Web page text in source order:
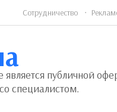
Сотрудничество
публичной
специалистом.